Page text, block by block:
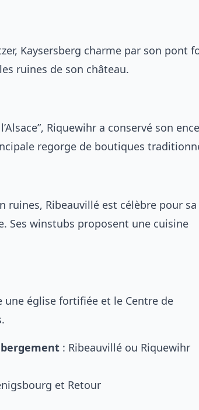
Kaysersberg charme par son pont
ruines de son château.
Riquewihr a conservé son
regorge de boutiques
ruines, Ribeauvillé est célèbre pour
Ses winstubs proposent une cuisine
église fortifiée et le Centre de
: Ribeauvillé ou Riquewihr
et Retour